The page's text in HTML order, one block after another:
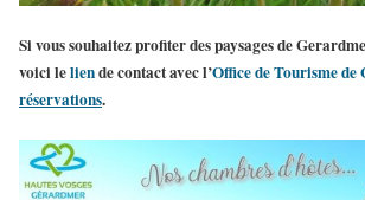
Si vous souhaitez profiter despaysages de
voici leliende contact avec l’Office de Tourisme
réservations.